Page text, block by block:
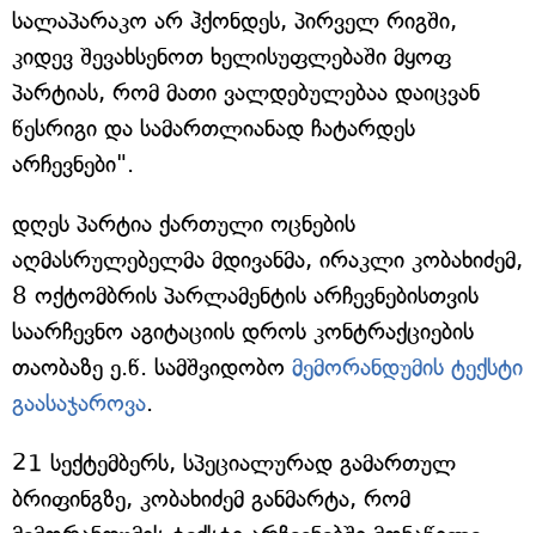
სალაპარაკო არ ჰქონდეს, პირველ რიგში,
კიდევ შევახსენოთ ხელისუფლებაში მყოფ
პარტიას, რომ მათი ვალდებულებაა დაიცვან
წესრიგი და სამართლიანად ჩატარდეს
არჩევნები".
დღეს პარტია ქართული ოცნების
აღმასრულებელმა მდივანმა, ირაკლი კობახიძემ,
8 ოქტომბრის პარლამენტის არჩევნებისთვის
საარჩევნო აგიტაციის დროს კონტრაქციების
თაობაზე ე.წ. სამშვიდობო მემორანდუმის ტექსტი
გაასაჯაროვა.
21 სექტემბერს, სპეციალურად გამართულ
ბრიფინგზე, კობახიძემ განმარტა, რომ